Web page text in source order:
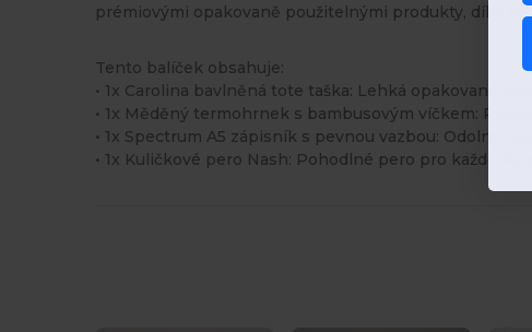
prémiovými opakovaně použitelnými produkty, díky
Tento balíček obsahuje:
• 1x Carolina bavlněná tote taška: Lehká opakovaně
• 1x Měděný termohrnek s bambusovým víčkem:
• 1x Spectrum A5 zápisník s pevnou vazbou: Odolný
• 1x Kuličkové pero Nash: Pohodlné pero pro